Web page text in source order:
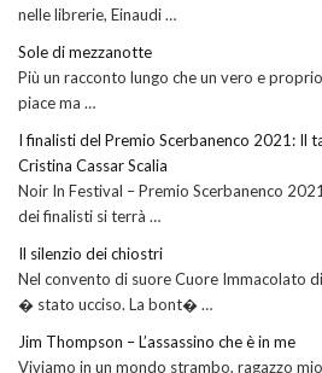
nelle librerie, Einaudi …
Sole di mezzanotte
Più un racconto lungo che un vero e
piace ma …
I finalisti del Premio Scerbanenco 2021: Il
Cristina Cassar Scalia
Noir In Festival – Premio Scerbanenco
dei finalisti si terrà …
Il silenzio dei chiostri
Nel convento di suore Cuore Immacolato
� stato ucciso. La bont� …
Jim Thompson – L’assassino che è in me
Viviamo in un mondo strambo, ragazzo